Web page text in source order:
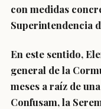
con medidas
Superintendencia
En este sentido,
general de la
meses a raíz de
Confusam, la